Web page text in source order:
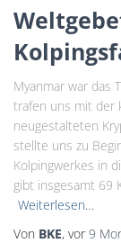
Myanmar war das
trafen uns mit der
neugestalteten
stellte uns zu
Kolpingwerkes in
gibt insgesamt 69
Weiterlesen…
Von BKE, vor9